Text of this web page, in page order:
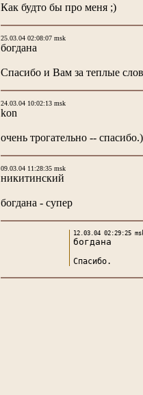
Как будто бы про меня ;)
25.03.04 02:08:07 msk
богдана
Спасибо и Вам за теплые
24.03.04 10:02:13 msk
kon
очень трогательно -- спасибо.)
09.03.04 11:28:35 msk
никитинский
богдана - супер
12.03.04 02:29:25
богдана
Спасибо.